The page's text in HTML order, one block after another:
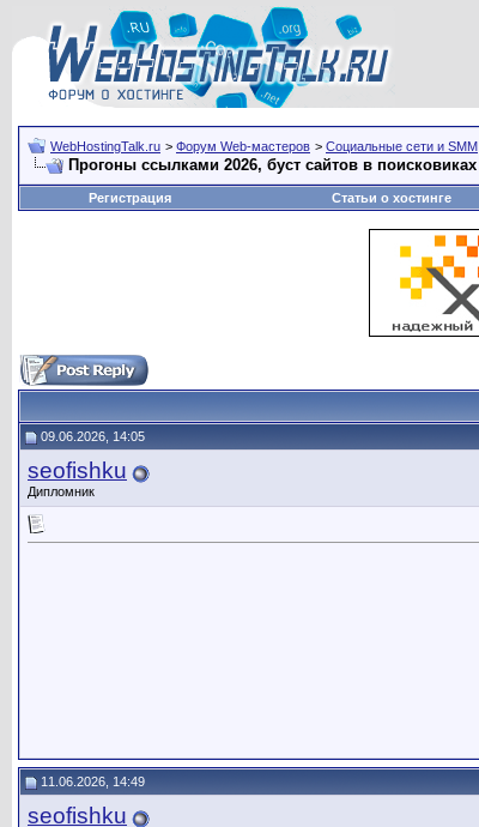
WebHostingTalk.ru > Форум Web-мастеров > Социальные сети и SMM
Прогоны ссылками 2026, буст сайтов в поисковиках
Регистрация
Статьи о хостинге
09.06.2026, 14:05
seofishku
Дипломник
11.06.2026, 14:49
seofishku